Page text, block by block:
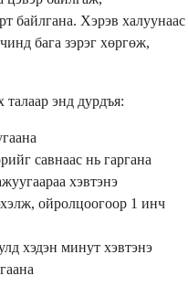
байлгана. Хэрэв халуунаас
бага зэрэг хөргөж,
талаар энд дурдъя:
савнаас нь гаргана
хэвтэнэ
ойролцоогоор 1 инч
хэдэн минут хэвтэнэ